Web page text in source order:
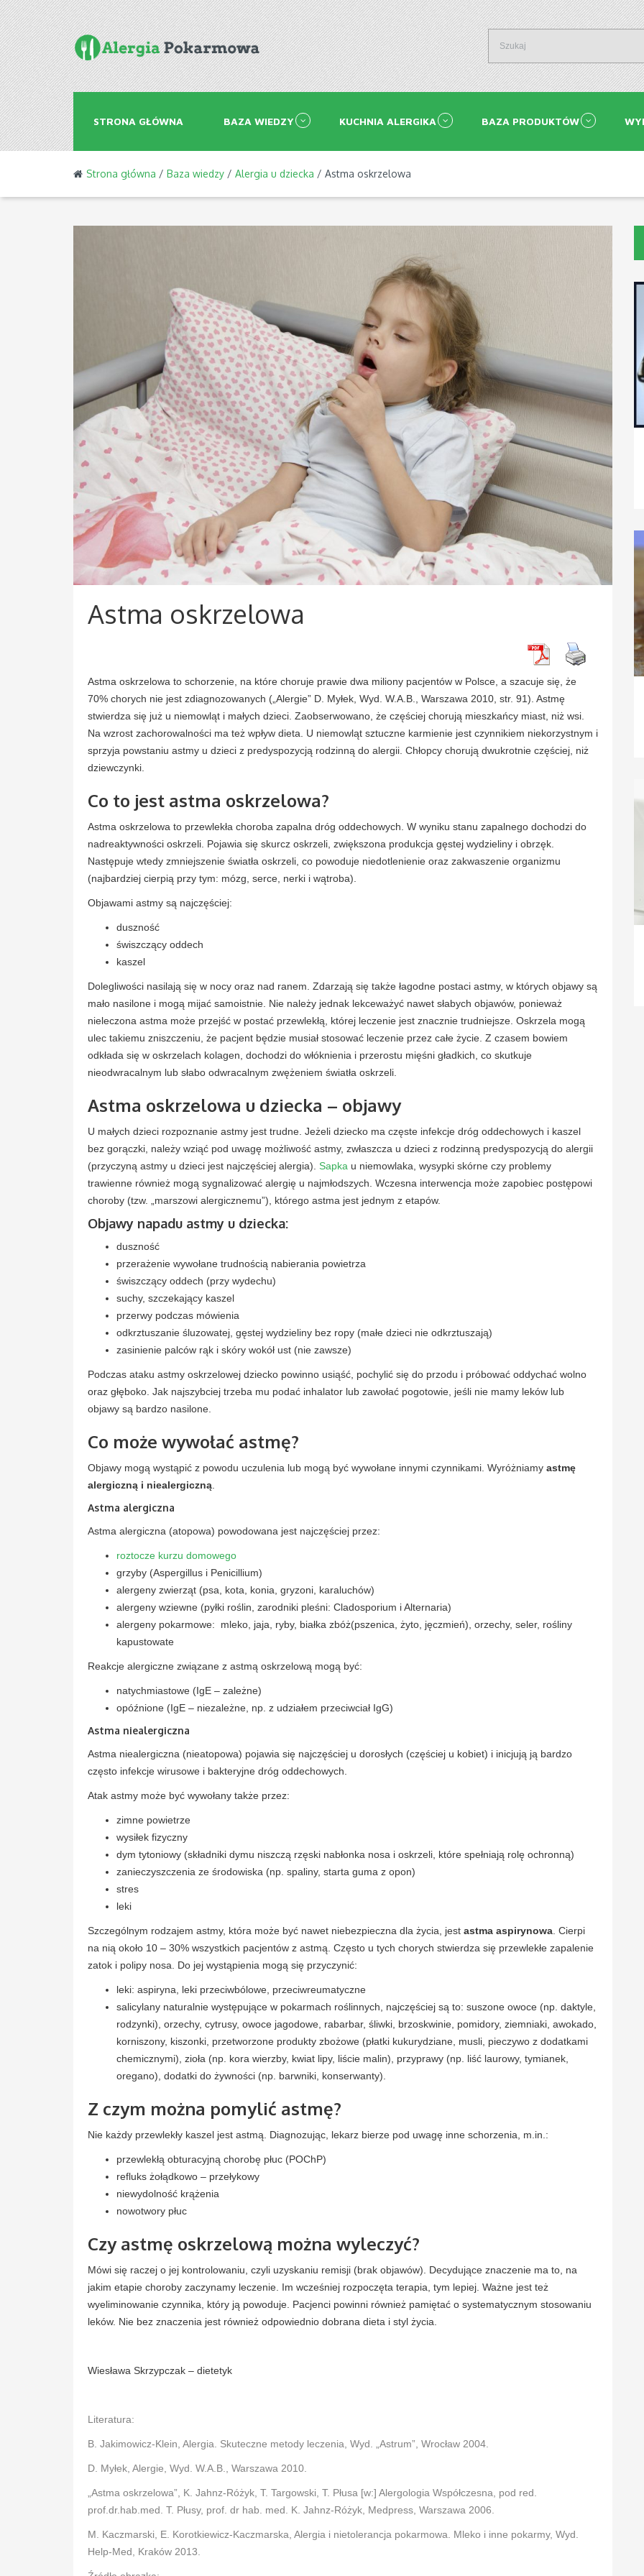
STRONA GŁÓWNA BAZA WIEDZY KUCHNIA ALERGIKA BAZA PRODUKTÓW
Strona główna / Baza wiedzy / Alergia u dziecka / Astma oskrzelowa
Astma oskrzelowa
Astma oskrzelowa to schorzenie, na które choruje prawie dwa miliony pacjentów w Polsce, a szacuje się, że
70% chorych nie jest zdiagnozowanych („Alergie” D. Myłek, Wyd. W.A.B., Warszawa 2010, str. 91). Astmę
stwierdza się już u niemowląt i małych dzieci. Zaobserwowano, że częściej chorują mieszkańcy miast, niż wsi.
Na wzrost zachorowalności ma też wpływ dieta. U niemowląt sztuczne karmienie jest czynnikiem niekorzystnym i
sprzyja powstaniu astmy u dzieci z predyspozycją rodzinną do alergii. Chłopcy chorują dwukrotnie częściej, niż
dziewczynki.
Co to jest astma oskrzelowa?
Astma oskrzelowa to przewlekła choroba zapalna dróg oddechowych. W wyniku stanu zapalnego dochodzi do
nadreaktywności oskrzeli. Pojawia się skurcz oskrzeli, zwiększona produkcja gęstej wydzieliny i obrzęk.
Następuje wtedy zmniejszenie światła oskrzeli, co powoduje niedotlenienie oraz zakwaszenie organizmu
(najbardziej cierpią przy tym: mózg, serce, nerki i wątroba).
Objawami astmy są najczęściej:
duszność
świszczący oddech
kaszel
Dolegliwości nasilają się w nocy oraz nad ranem. Zdarzają się także łagodne postaci astmy, w których objawy są
mało nasilone i mogą mijać samoistnie. Nie należy jednak lekceważyć nawet słabych objawów, ponieważ
nieleczona astma może przejść w postać przewlekłą, której leczenie jest znacznie trudniejsze. Oskrzela mogą
ulec takiemu zniszczeniu, że pacjent będzie musiał stosować leczenie przez całe życie. Z czasem bowiem
odkłada się w oskrzelach kolagen, dochodzi do włóknienia i przerostu mięśni gładkich, co skutkuje
nieodwracalnym lub słabo odwracalnym zwężeniem światła oskrzeli.
Astma oskrzelowa u dziecka – objawy
U małych dzieci rozpoznanie astmy jest trudne. Jeżeli dziecko ma częste infekcje dróg oddechowych i kaszel
bez gorączki, należy wziąć pod uwagę możliwość astmy, zwłaszcza u dzieci z rodzinną predyspozycją do alergii
(przyczyną astmy u dzieci jest najczęściej alergia). Sapka u niemowlaka, wysypki skórne czy problemy
trawienne również mogą sygnalizować alergię u najmłodszych. Wczesna interwencja może zapobiec postępowi
choroby (tzw. „marszowi alergicznemu”), którego astma jest jednym z etapów.
Objawy napadu astmy u dziecka:
duszność
przerażenie wywołane trudnością nabierania powietrza
świszczący oddech (przy wydechu)
suchy, szczekający kaszel
przerwy podczas mówienia
odkrztuszanie śluzowatej, gęstej wydzieliny bez ropy (małe dzieci nie odkrztuszają)
zasinienie palców rąk i skóry wokół ust (nie zawsze)
Podczas ataku astmy oskrzelowej dziecko powinno usiąść, pochylić się do przodu i próbować oddychać wolno
oraz głęboko. Jak najszybciej trzeba mu podać inhalator lub zawołać pogotowie, jeśli nie mamy leków lub
objawy są bardzo nasilone.
Co może wywołać astmę?
Objawy mogą wystąpić z powodu uczulenia lub mogą być wywołane innymi czynnikami. Wyróżniamy astmę
alergiczną i niealergiczną.
Astma alergiczna
Astma alergiczna (atopowa) powodowana jest najczęściej przez:
roztocze kurzu domowego
grzyby (Aspergillus i Penicillium)
alergeny zwierząt (psa, kota, konia, gryzoni, karaluchów)
alergeny wziewne (pyłki roślin, zarodniki pleśni: Cladosporium i Alternaria)
alergeny pokarmowe: mleko, jaja, ryby, białka zbóż(pszenica, żyto, jęczmień), orzechy, seler, rośliny
kapustowate
Reakcje alergiczne związane z astmą oskrzelową mogą być:
natychmiastowe (IgE – zależne)
opóźnione (IgE – niezależne, np. z udziałem przeciwciał IgG)
Astma niealergiczna
Astma niealergiczna (nieatopowa) pojawia się najczęściej u dorosłych (częściej u kobiet) i inicjują ją bardzo
często infekcje wirusowe i bakteryjne dróg oddechowych.
Atak astmy może być wywołany także przez:
zimne powietrze
wysiłek fizyczny
dym tytoniowy (składniki dymu niszczą rzęski nabłonka nosa i oskrzeli, które spełniają rolę ochronną)
zanieczyszczenia ze środowiska (np. spaliny, starta guma z opon)
stres
leki
Szczególnym rodzajem astmy, która może być nawet niebezpieczna dla życia, jest astma aspirynowa. Cierpi
na nią około 10 – 30% wszystkich pacjentów z astmą. Często u tych chorych stwierdza się przewlekłe zapalenie
zatok i polipy nosa. Do jej wystąpienia mogą się przyczynić:
leki: aspiryna, leki przeciwbólowe, przeciwreumatyczne
salicylany naturalnie występujące w pokarmach roślinnych, najczęściej są to: suszone owoce (np. daktyle,
rodzynki), orzechy, cytrusy, owoce jagodowe, rabarbar, śliwki, brzoskwinie, pomidory, ziemniaki, awokado,
korniszony, kiszonki, przetworzone produkty zbożowe (płatki kukurydziane, musli, pieczywo z dodatkami
chemicznymi), zioła (np. kora wierzby, kwiat lipy, liście malin), przyprawy (np. liść laurowy, tymianek,
oregano), dodatki do żywności (np. barwniki, konserwanty).
Z czym można pomylić astmę?
Nie każdy przewlekły kaszel jest astmą. Diagnozując, lekarz bierze pod uwagę inne schorzenia, m.in.:
przewlekłą obturacyjną chorobę płuc (POChP)
refluks żołądkowo – przełykowy
niewydolność krążenia
nowotwory płuc
Czy astmę oskrzelową można wyleczyć?
Mówi się raczej o jej kontrolowaniu, czyli uzyskaniu remisji (brak objawów). Decydujące znaczenie ma to, na
jakim etapie choroby zaczynamy leczenie. Im wcześniej rozpoczęta terapia, tym lepiej. Ważne jest też
wyeliminowanie czynnika, który ją powoduje. Pacjenci powinni również pamiętać o systematycznym stosowaniu
leków. Nie bez znaczenia jest również odpowiednio dobrana dieta i styl życia.
Wiesława Skrzypczak – dietetyk
Literatura:
B. Jakimowicz-Klein, Alergia. Skuteczne metody leczenia, Wyd. „Astrum”, Wrocław 2004.
D. Myłek, Alergie, Wyd. W.A.B., Warszawa 2010.
„Astma oskrzelowa”, K. Jahnz-Różyk, T. Targowski, T. Płusa [w:] Alergologia Współczesna, pod red.
prof.dr.hab.med. T. Płusy, prof. dr hab. med. K. Jahnz-Różyk, Medpress, Warszawa 2006.
M. Kaczmarski, E. Korotkiewicz-Kaczmarska, Alergia i nietolerancja pokarmowa. Mleko i inne pokarmy, Wyd.
Help-Med, Kraków 2013.